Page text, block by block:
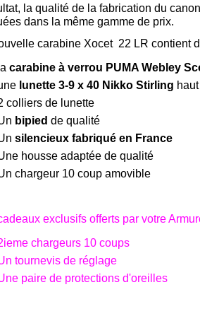
la qualité de la fabrication du
dans la même gamme de prix.
carabine Xocet 22 LR contient
carabine à verrou PUMA Webley
lunette 3-9 x 40 Nikko Stirling
colliers de lunette
bipied de qualité
silencieux fabriqué en France
housse adaptée de qualité
chargeur 10 coup amovible
exclusifs offerts par votre
chargeurs 10 coups
tournevis de réglage
paire de protections d'oreilles